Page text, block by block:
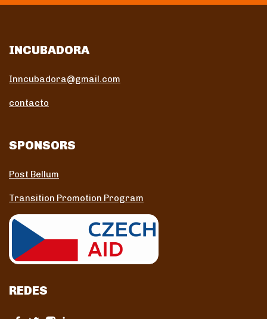
INCUBADORA
Inncubadora@gmail.com
contacto
SPONSORS
Post Bellum
Transition Promotion Program
REDES